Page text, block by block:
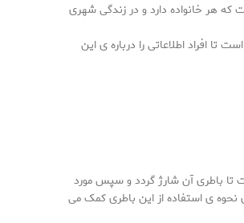
که هر خانواده دارد و در زندگی شهری
افراد اطلاعاتی را درباره ی این
تا باطری آن شارژ گردد و سپس مورد
ی نحوه ی استفاده از این باطری کمک می